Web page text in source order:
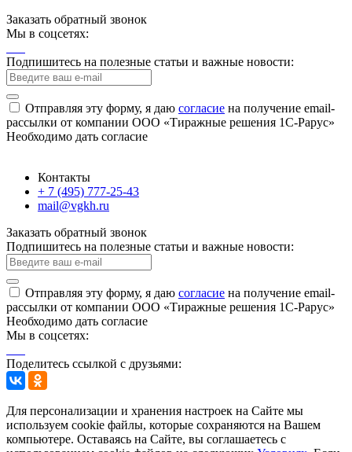
Заказать обратный звонок
Мы в соцсетях:
Подпишитесь на полезные статьи и важные новости:
Отправляя эту форму, я даю согласие на получение email-
рассылки от компании ООО «Тиражные решения 1С-Рарус»
Необходимо дать согласие
Контакты
+ 7 (495) 777-25-43
mail@vgkh.ru
Заказать обратный звонок
Подпишитесь на полезные статьи и важные новости:
Отправляя эту форму, я даю согласие на получение email-
рассылки от компании ООО «Тиражные решения 1С-Рарус»
Необходимо дать согласие
Мы в соцсетях:
Поделитесь ссылкой с друзьями:
Для персонализации и хранения настроек на Сайте мы
используем cookie файлы, которые сохраняются на Вашем
компьютере. Оставаясь на Сайте, вы соглашаетесь с